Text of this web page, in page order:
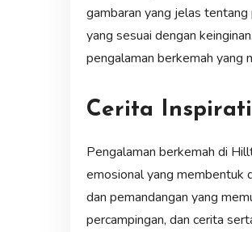
gambaran yang jelas
yang sesuai dengan
pengalaman berkemah yang
Cerita
Pengalaman berkemah di
emosional yang membentuk
dan pemandangan yang
percampingan, dan cerita